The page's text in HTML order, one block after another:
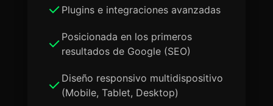
Plugins e integraciones avanzadas
Posicionada en los primeros
resultados de Google (SEO)
Diseño responsivo multidispositivo
(Mobile, Tablet, Desktop)